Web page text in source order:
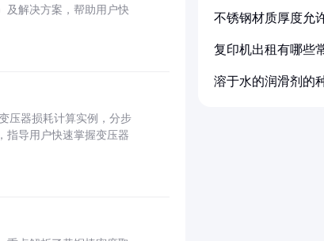
及解决方案，帮助用户快
压器损耗计算实例，分步
指导用户快速掌握变压器
不锈钢材质厚度允
复印机出租有哪些
溶于水的润滑剂的